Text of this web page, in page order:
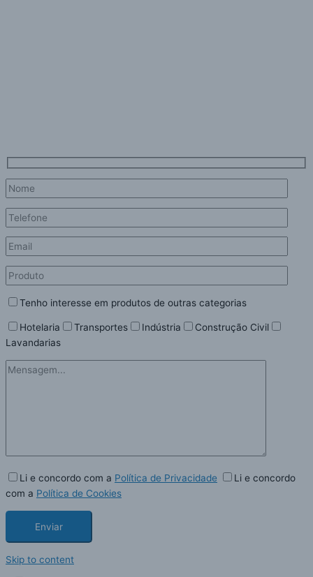
Tenho interesse em produtos de outras categorias
Hotelaria Transportes Indústria
Construção Civil
Lavandarias
Li e concordo com a Política de Privacidade
Li e concordo
com a Política de Cookies
Skip to content